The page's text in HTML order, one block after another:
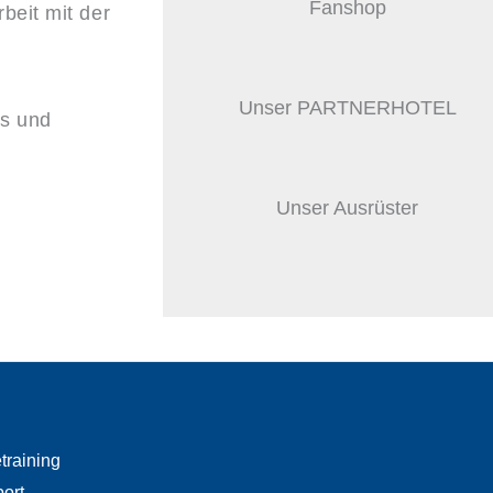
mit der
und
Fanshop
Unser PARTNERHOTEL
Unser Ausrüster